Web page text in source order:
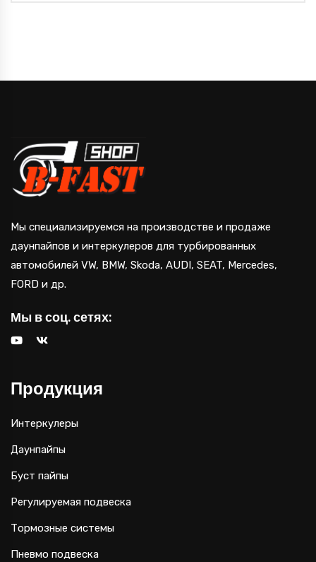
Мы специализируемся на производстве и продаже
даунпайпов и интеркулеров для турбированных
автомобилей VW, BMW, Skoda, AUDI, SEAT, Mercedes,
FORD и др.
Мы в соц. сетях:
Продукция
Интеркулеры
Даунпайпы
Буст пайпы
Регулируемая подвеска
Тормозные системы
Пневмо подвеска